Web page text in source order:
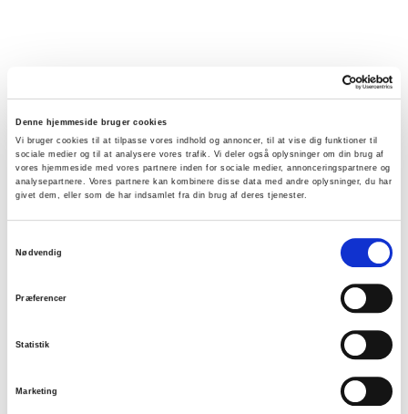
Denne hjemmeside bruger cookies
Vi bruger cookies til at tilpasse vores indhold og annoncer, til at vise dig funktioner til
sociale medier og til at analysere vores trafik. Vi deler også oplysninger om din brug af
vores hjemmeside med vores partnere inden for sociale medier, annonceringspartnere og
analysepartnere. Vores partnere kan kombinere disse data med andre oplysninger, du har
givet dem, eller som de har indsamlet fra din brug af deres tjenester.
Nødvendig
Præferencer
Statistik
Marketing
Kolli:
Dæk Maxxis Metroloads Pro Urban/Cargo 24X2,40 ETRTO: 61-507,
60x2 TPI High Mileage 4S, RI+REF. Vægt: 1390 g, max. last: 150 kg